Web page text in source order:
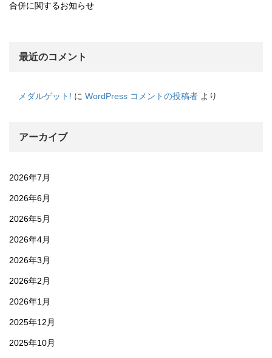
合併に関するお知らせ
最近のコメント
メダルゲット! に WordPress コメントの投稿者 より
アーカイブ
2026年7月
2026年6月
2026年5月
2026年4月
2026年3月
2026年2月
2026年1月
2025年12月
2025年10月